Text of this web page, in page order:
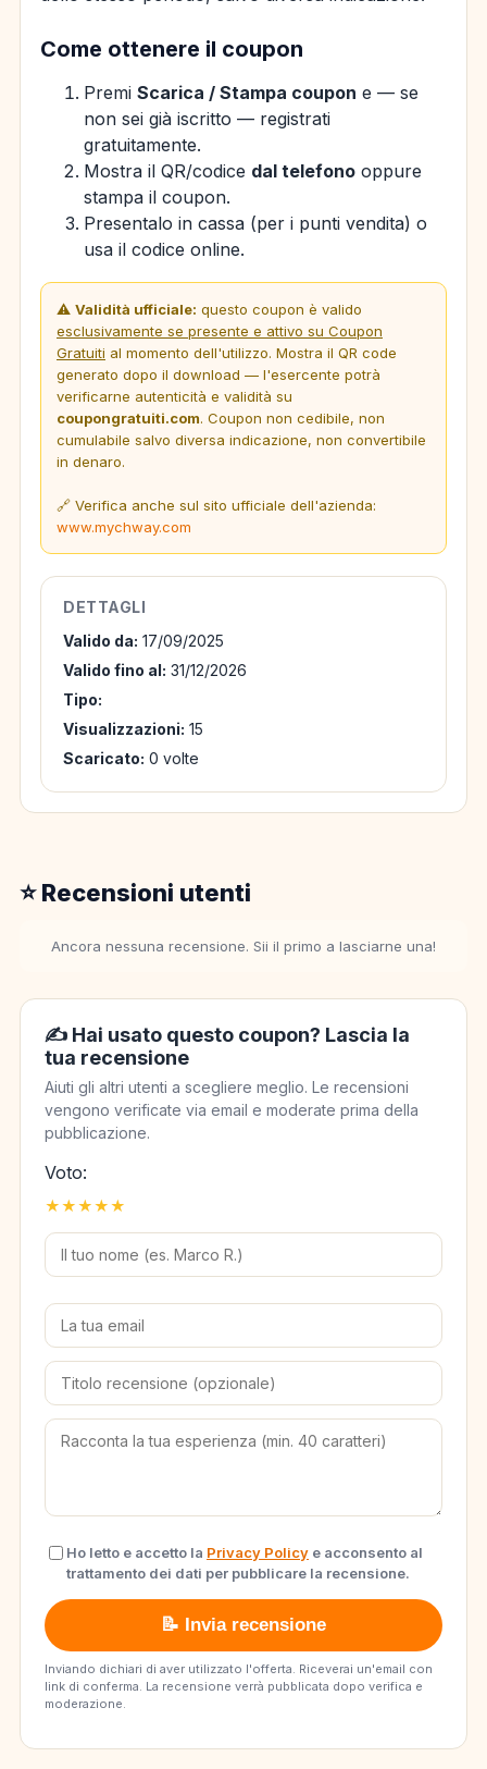
Come ottenere il coupon
Premi Scarica / Stampa coupon e — se
non sei già iscritto — registrati
gratuitamente.
Mostra il QR/codice dal telefono oppure
stampa il coupon.
Presentalo in cassa (per i punti vendita) o
usa il codice online.
⚠️ Validità ufficiale: questo coupon è valido
esclusivamente se presente e attivo su Coupon
Gratuiti al momento dell'utilizzo. Mostra il QR code
generato dopo il download — l'esercente potrà
verificarne autenticità e validità su
coupongratuiti.com. Coupon non cedibile, non
cumulabile salvo diversa indicazione, non convertibile
in denaro.
🔗 Verifica anche sul sito ufficiale dell'azienda:
www.mychway.com
DETTAGLI
Valido da: 17/09/2025
Valido fino al: 31/12/2026
Tipo:
Visualizzazioni: 15
Scaricato: 0 volte
⭐ Recensioni utenti
Ancora nessuna recensione. Sii il primo a lasciarne una!
✍️ Hai usato questo coupon? Lascia la
tua recensione
Aiuti gli altri utenti a scegliere meglio. Le recensioni
vengono verificate via email e moderate prima della
pubblicazione.
Voto:
★
★
★
★
★
Ho letto e accetto la Privacy Policy e acconsento al
trattamento dei dati per pubblicare la recensione.
📝 Invia recensione
Inviando dichiari di aver utilizzato l'offerta. Riceverai un'email con
link di conferma. La recensione verrà pubblicata dopo verifica e
moderazione.